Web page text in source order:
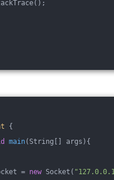
{
main(String[] args) {
= new Socket(